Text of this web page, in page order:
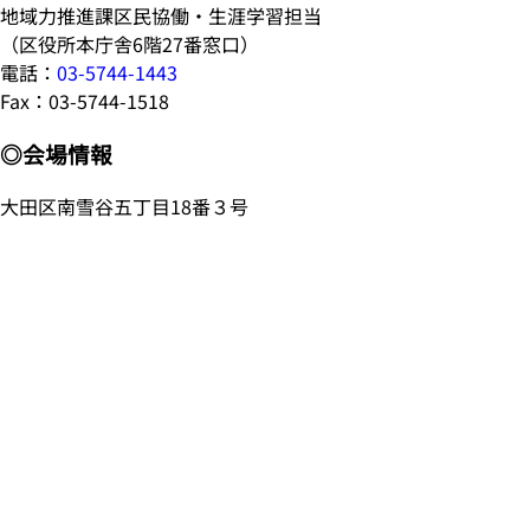
地域力推進課区民協働・生涯学習担当
（区役所本庁舎6階27番窓口）
電話： 03-5744-1443
Fax：03-5744-1518
◎会場情報
大田区南雪谷五丁目18番３号